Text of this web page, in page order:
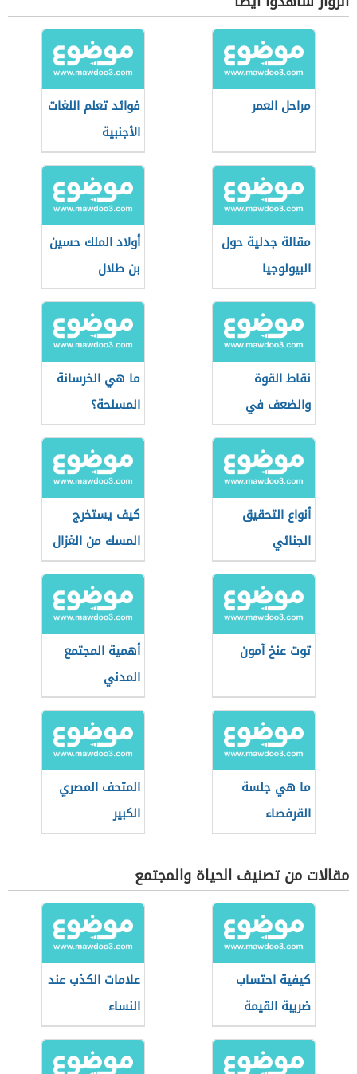
مراحل العمر
فوائد تعلم اللغات
الأجنبية
مقالة جدلية حول
البيولوجيا
أولاد الملك حسين
بن طلال
نقاط القوة
والضعف في
المقابلة الشخصية
ما هي الخرسانة
المسلحة؟
أنواع التحقيق
الجنائي
كيف يستخرج
المسك من الغزال
توت عنخ آمون
أهمية المجتمع
المدني
ما هي جلسة
القرفصاء
المتحف المصري
الكبير
مقالات من تصنيف الحياة والمجتمع
كيفية احتساب
ضريبة القيمة
المضافة في
السعودية
علامات الكذب عند
النساء